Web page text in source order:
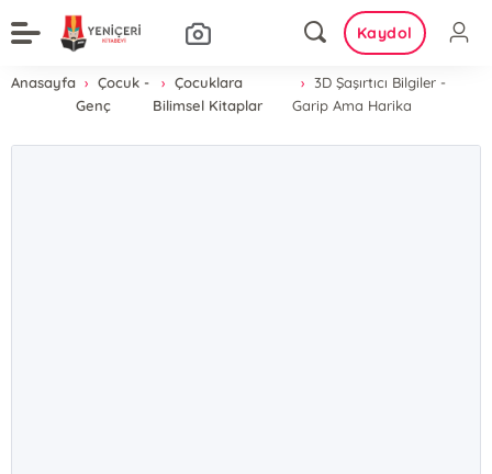
Kaydol
Anasayfa
Çocuk -
Genç
Çocuklara
Bilimsel Kitaplar
3D Şaşırtıcı Bilgiler -
Garip Ama Harika